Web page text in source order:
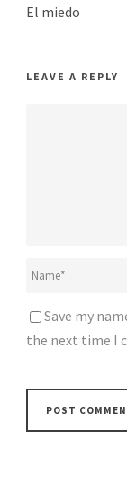
El miedo
LEAVE A REPLY
Save my
the next time I